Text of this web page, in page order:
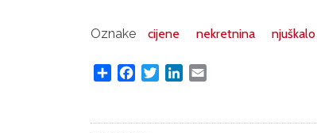
Oznake cijene nekretnina njuškalo
Share FacebookTwitterLinkedIn